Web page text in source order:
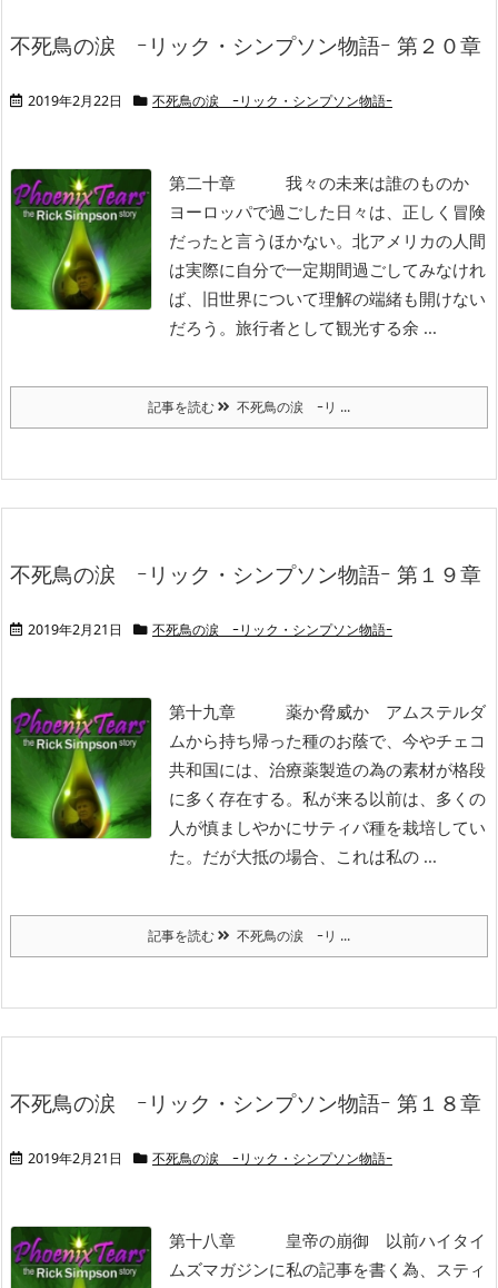
不死鳥の涙 ｰリック・シンプソン物語ｰ 第２０章
2019年2月22日 不死鳥の涙 ｰリック・シンプソン物語ｰ
第二十章 我々の未来は誰のものか
ヨーロッパで過ごした日々は、正しく冒険
だったと言うほかない。北アメリカの人間
は実際に自分で一定期間過ごしてみなけれ
ば、旧世界について理解の端緒も開けない
だろう。旅行者として観光する余 ...
記事を読む 不死鳥の涙 ｰリ ...
不死鳥の涙 ｰリック・シンプソン物語ｰ 第１９章
2019年2月21日 不死鳥の涙 ｰリック・シンプソン物語ｰ
第十九章 薬か脅威か アムステルダ
ムから持ち帰った種のお蔭で、今やチェコ
共和国には、治療薬製造の為の素材が格段
に多く存在する。私が来る以前は、多くの
人が慎ましやかにサティバ種を栽培してい
た。だが大抵の場合、これは私の ...
記事を読む 不死鳥の涙 ｰリ ...
不死鳥の涙 ｰリック・シンプソン物語ｰ 第１８章
2019年2月21日 不死鳥の涙 ｰリック・シンプソン物語ｰ
第十八章 皇帝の崩御 以前ハイタイ
ムズマガジンに私の記事を書く為、スティ